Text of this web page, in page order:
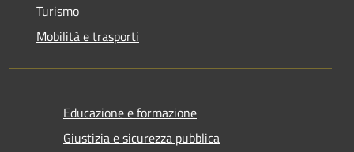
Turismo
Mobilità e trasporti
Educazione e formazione
Giustizia e sicurezza pubblica